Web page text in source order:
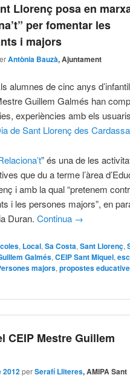
Llorenç posa en
per fomentar les
i majors
Antònia Bauzà, Ajuntament
alumnes de cinc anys
Guillem Galmés han
experiències amb els
de Sant Llorenç des
” és una de les
que du a terme l’àrea
i amb la qual “pretenem
i les persones majors”, en
Duran.Continua →
, Local,Sa Costa,Sant Llorenç,
Galmés,CEIP Sant Miquel,
majors,propostes
CEIP Mestre Guillem
2012 perSerafí Lliteres, AMIPA Sant